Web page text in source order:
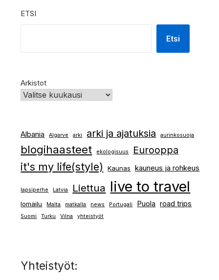
ETSI
Etsi
Arkistot
Albania Algarve arki arki ja ajatuksia aurinkosuoja
blogihaasteet ekologisuus Eurooppa
it's my life(style) Kaunas kauneus ja rohkeus
lapsiperhe Latvia Liettua live to travel
lomailu Malta matkalla news Portugali Puola road trips
Suomi Turku Vilna yhteistyöt
Yhteistyöt: